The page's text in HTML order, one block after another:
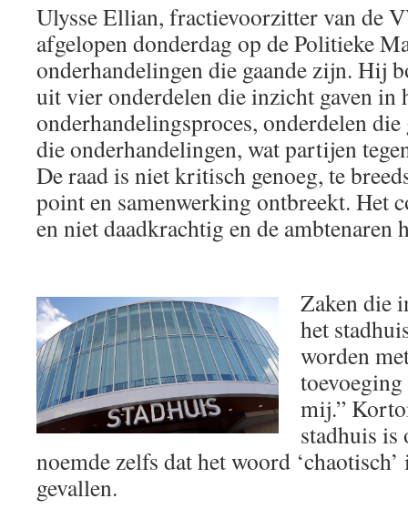
Ulysse Ellian, fractievoorzitter van de
afgelopen donderdag op de Politieke
onderhandelingen die gaande zijn. Hij
uit vier onderdelen die inzicht gaven in
onderhandelingsproces, onderdelen
die onderhandelingen, wat partijen
De raad is niet kritisch genoeg, te
point en samenwerking ontbreekt. Het
en niet daadkrachtig en de ambtenaren
Zaken die
het
worden
mij.”
stadhuis
noemde zelfs dat het woord
gevallen.